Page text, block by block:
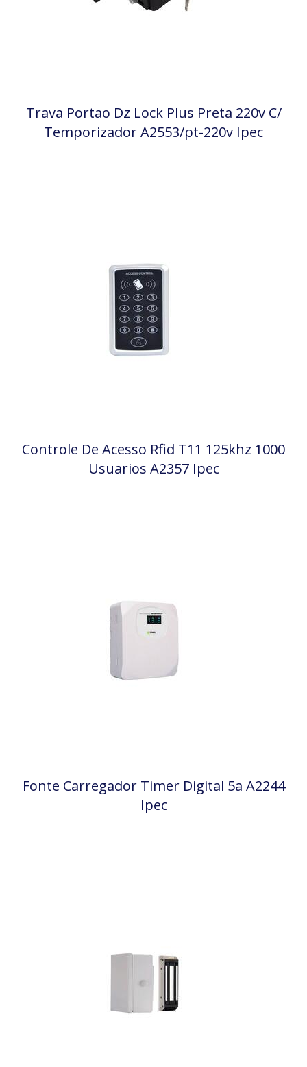
Trava Portao Dz Lock Plus Preta 220v C/
Temporizador A2553/pt-220v Ipec
Controle De Acesso Rfid T11 125khz 1000
Usuarios A2357 Ipec
Fonte Carregador Timer Digital 5a A2244
Ipec